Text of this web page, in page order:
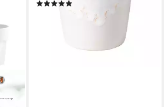
lieferbar - in 4-5 Werktagen bei dir